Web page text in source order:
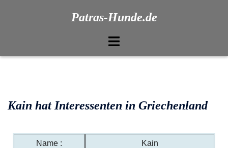
Patras-Hunde.de
Kain hat Interessenten in Griechenland
Name : Kain